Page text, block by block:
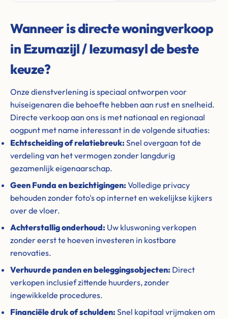
Wanneer is directe woningverkoop
in Ezumazijl / Iezumasyl de beste
keuze?
Onze dienstverlening is speciaal ontworpen voor
huiseigenaren die behoefte hebben aan rust en snelheid.
Directe verkoop aan ons is met nationaal en regionaal
oogpunt met name interessant in de volgende situaties:
Echtscheiding of relatiebreuk: Snel overgaan tot de
verdeling van het vermogen zonder langdurig
gezamenlijk eigenaarschap.
Geen Funda en bezichtigingen: Volledige privacy
behouden zonder foto's op internet en wekelijkse kijkers
over de vloer.
Achterstallig onderhoud: Uw kluswoning verkopen
zonder eerst te hoeven investeren in kostbare
renovaties.
Verhuurde panden en beleggingsobjecten: Direct
verkopen inclusief zittende huurders, zonder
ingewikkelde procedures.
Financiële druk of schulden: Snel kapitaal vrijmaken om